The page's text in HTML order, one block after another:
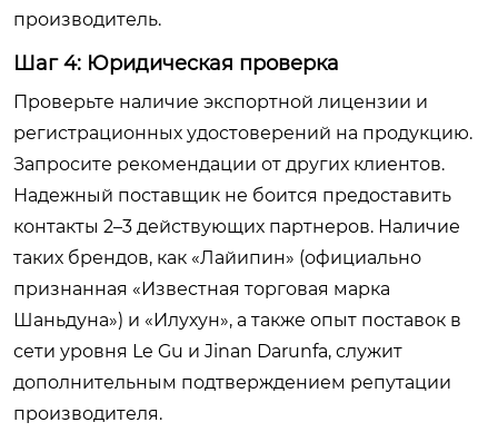
производитель.
Шаг 4: Юридическая проверка
Проверьте наличие экспортной лицензии и
регистрационных удостоверений на продукцию.
Запросите рекомендации от других клиентов.
Надежный поставщик не боится предоставить
контакты 2–3 действующих партнеров. Наличие
таких брендов, как «Лайипин» (официально
признанная «Известная торговая марка
Шаньдуна») и «Илухун», а также опыт поставок в
сети уровня Le Gu и Jinan Darunfa, служит
дополнительным подтверждением репутации
производителя.